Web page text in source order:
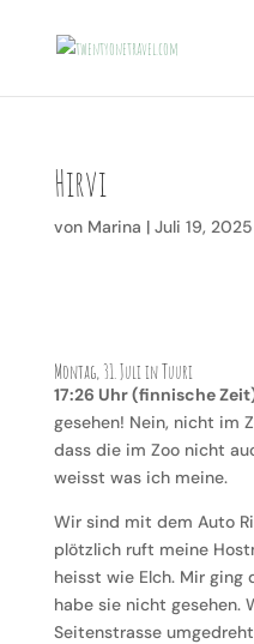
Hirvi
von Marina | Juli 19, 2025
Montag, 31. Juli in Tuuri
17:26 Uhr (finnische
gesehen! Nein, nicht im
dass die im Zoo nicht
weisst was ich meine.
Wir sind mit dem Auto
plötzlich ruft meine
heisst wie Elch. Mir ging
habe sie nicht gesehen.
Seitenstrasse